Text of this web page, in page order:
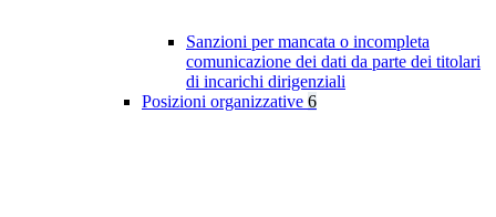
Sanzioni per mancata o incompleta
comunicazione dei dati da parte dei titolari
di incarichi dirigenziali
Posizioni organizzative 6